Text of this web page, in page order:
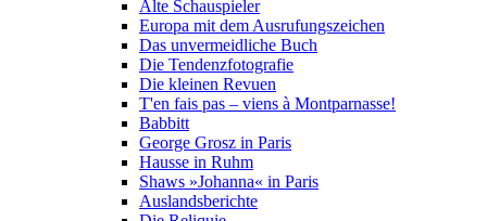
Alte Schauspieler
Europa mit dem Ausrufungszeichen
Das unvermeidliche Buch
Die Tendenzfotografie
Die kleinen Revuen
T'en fais pas – viens à Montparnasse!
Babbitt
George Grosz in Paris
Hausse in Ruhm
Shaws »Johanna« in Paris
Auslandsberichte